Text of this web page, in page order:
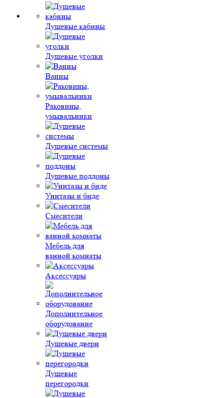
Душевые кабины
Душевые уголки
Ванны
Раковины,
умывальники
Душевые системы
Душевые поддоны
Унитазы и биде
Смесители
Мебель для
ванной комнаты
Аксессуары
Дополнительное
оборудование
Душевые двери
Душевые
перегородки